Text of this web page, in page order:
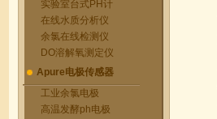
实验室台式PH计
在线水质分析仪
余氯在线检测仪
DO溶解氧测定仪
Apure电极传感器
工业余氯电极
高温发酵ph电极